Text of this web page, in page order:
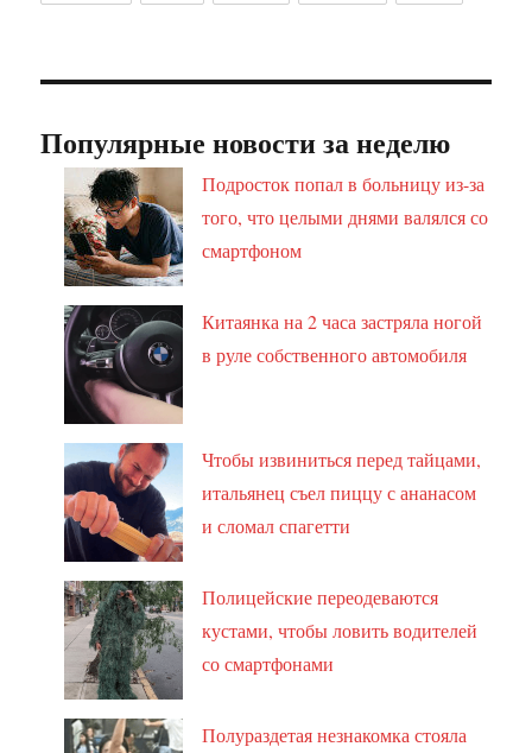
Популярные новости за неделю
Подросток попал в больницу из-за
того, что целыми днями валялся со
смартфоном
Китаянка на 2 часа застряла ногой
в руле собственного автомобиля
Чтобы извиниться перед тайцами,
итальянец съел пиццу с ананасом
и сломал спагетти
Полицейские переодеваются
кустами, чтобы ловить водителей
со смартфонами
Полураздетая незнакомка стояла